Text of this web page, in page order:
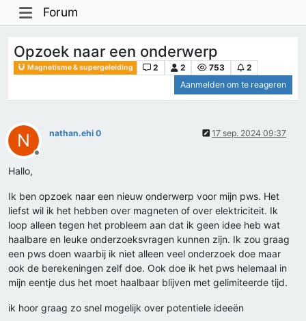
Forum
Opzoek naar een onderwerp
Magnetisme & supergeleiding 2 2 753
2
Aanmelden om te reageren
N
Offline
nathan.ehi 0 17 sep. 2024 09:37
Hallo,
Ik ben opzoek naar een nieuw onderwerp voor mijn pws. Het
liefst wil ik het hebben over magneten of over elektriciteit. Ik
loop alleen tegen het probleem aan dat ik geen idee heb wat
haalbare en leuke onderzoeksvragen kunnen zijn. Ik zou graag
een pws doen waarbij ik niet alleen veel onderzoek doe maar
ook de berekeningen zelf doe. Ook doe ik het pws helemaal in
mijn eentje dus het moet haalbaar blijven met gelimiteerde tijd.
ik hoor graag zo snel mogelijk over potentiele ideeën